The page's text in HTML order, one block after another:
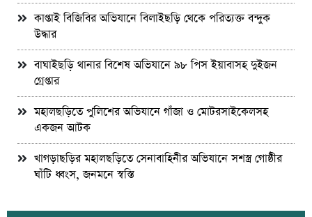
কাপ্তাই বিজিবির অভিযানে বিলাইছড়ি থেকে পরিত্যক্ত বন্দুক
উদ্ধার
বাঘাইছড়ি থানার বিশেষ অভিযানে ৯৮ পিস ইয়াবাসহ দুইজন
গ্রেপ্তার
মহালছড়িতে পুলিশের অভিযানে গাঁজা ও মোটরসাইকেলসহ
একজন আটক
খাগড়াছড়ির মহালছড়িতে সেনাবাহিনীর অভিযানে সশস্ত্র গোষ্ঠীর
ঘাঁটি ধ্বংস, জনমনে স্বস্তি